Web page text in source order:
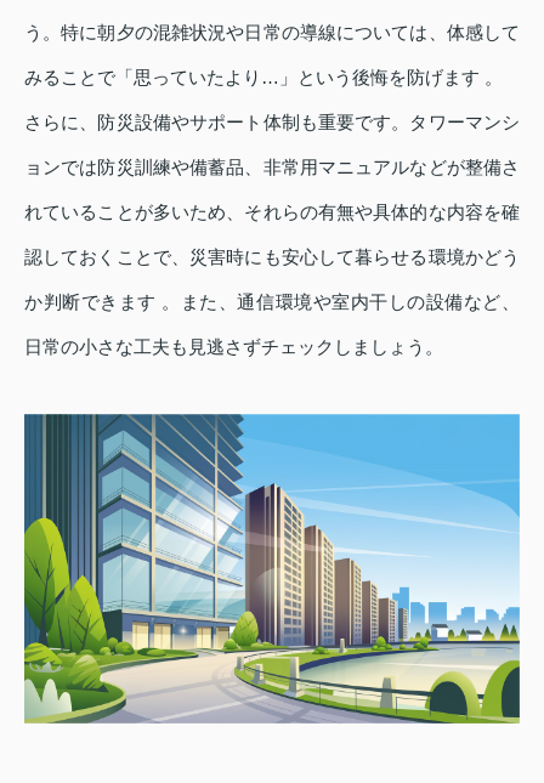
う。特に朝夕の混雑状況や日常の導線については、体感して
みることで「思っていたより…」という後悔を防げます 。
さらに、防災設備やサポート体制も重要です。タワーマンシ
ョンでは防災訓練や備蓄品、非常用マニュアルなどが整備さ
れていることが多いため、それらの有無や具体的な内容を確
認しておくことで、災害時にも安心して暮らせる環境かどう
か判断できます 。また、通信環境や室内干しの設備など、
日常の小さな工夫も見逃さずチェックしましょう。